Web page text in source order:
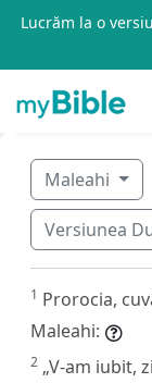
Lucrăm la o
Maleahi
Versiunea
1 Prorocia,
Maleahi:
2 „V-am iubit,